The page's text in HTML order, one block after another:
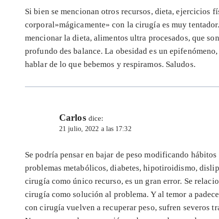
Si bien se mencionan otros recursos, dieta, ejercicios
corporal»mágicamente» con la cirugía es muy
mencionar la dieta, alimentos ultra procesados, que
profundo des balance. La obesidad es un
hablar de lo que bebemos y respiramos. Saludos.
Carlos dice:
21 julio, 2022 a las 17:32
Se podría pensar en bajar de peso modificando
problemas metabólicos, diabetes, hipotiroidismo,
cirugía como único recurso, es un gran error. Se
cirugía como solución al problema. Y al temor a
con cirugía vuelven a recuperar peso, sufren severos